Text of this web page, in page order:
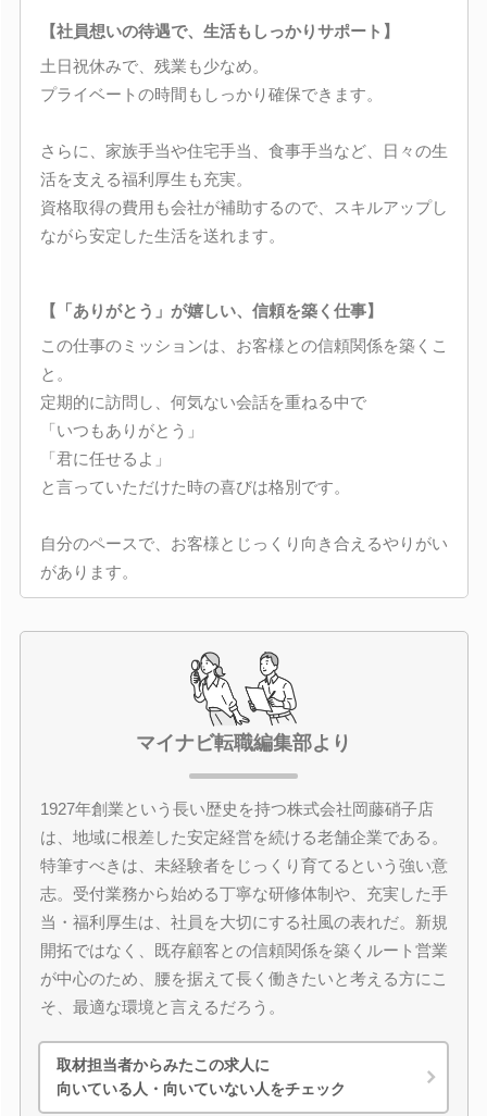
【社員想いの待遇で、生活もしっかりサポート】
土日祝休みで、残業も少なめ。
プライベートの時間もしっかり確保できます。
さらに、家族手当や住宅手当、食事手当など、日々の生
活を支える福利厚生も充実。
資格取得の費用も会社が補助するので、スキルアップし
ながら安定した生活を送れます。
【「ありがとう」が嬉しい、信頼を築く仕事】
この仕事のミッションは、お客様との信頼関係を築くこ
と。
定期的に訪問し、何気ない会話を重ねる中で
「いつもありがとう」
「君に任せるよ」
と言っていただけた時の喜びは格別です。
自分のペースで、お客様とじっくり向き合えるやりがい
があります。
マイナビ転職編集部より
1927年創業という長い歴史を持つ株式会社岡藤硝子店
は、地域に根差した安定経営を続ける老舗企業である。
特筆すべきは、未経験者をじっくり育てるという強い意
志。受付業務から始める丁寧な研修体制や、充実した手
当・福利厚生は、社員を大切にする社風の表れだ。新規
開拓ではなく、既存顧客との信頼関係を築くルート営業
が中心のため、腰を据えて長く働きたいと考える方にこ
そ、最適な環境と言えるだろう。
取材担当者からみたこの求人に
向いている人・向いていない人をチェック